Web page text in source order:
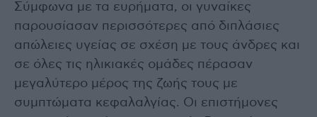
Σύμφωνα με τα ευρήματα, οι γυναίκες
παρουσίασαν περισσότερες από διπλάσιες
απώλειες υγείας σε σχέση με τους άνδρες και
σε όλες τις ηλικιακές ομάδες πέρασαν
μεγαλύτερο μέρος της ζωής τους με
συμπτώματα κεφαλαλγίας. Οι επιστήμονες